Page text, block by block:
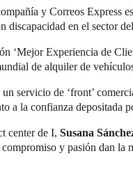
y Correos Express
discapacidad en el sector
‘Mejor Experiencia de
de alquiler de
servicio de ‘front’
a la confianza
center de I, Susana
y pasión dan